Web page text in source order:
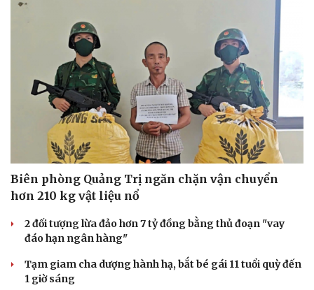
Cải chính
Biên phòng Quảng Trị ngăn chặn vận chuyển
hơn 210 kg vật liệu nổ
2 đối tượng lừa đảo hơn 7 tỷ đồng bằng thủ đoạn "vay
đáo hạn ngân hàng"
Tạm giam cha dượng hành hạ, bắt bé gái 11 tuổi quỳ đến
1 giờ sáng